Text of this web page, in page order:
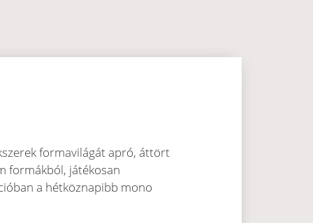
formavilágát apró, áttört
formákból, játékosan
a hétköznapibb mono